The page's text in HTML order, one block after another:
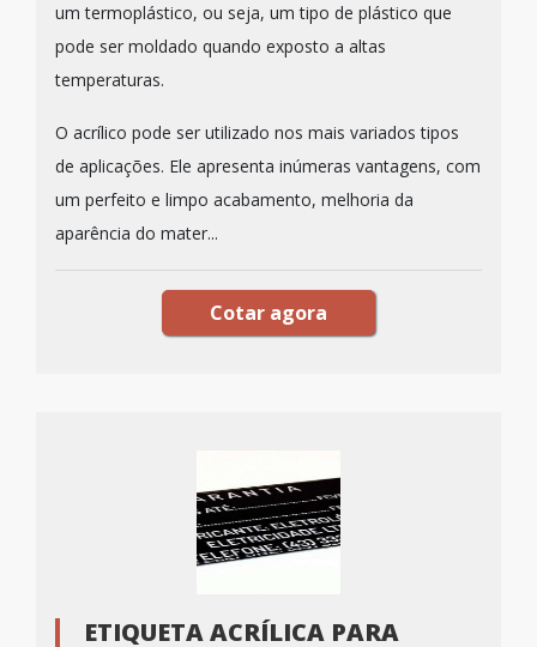
um termoplástico, ou seja, um tipo de plástico que
pode ser moldado quando exposto a altas
temperaturas.
O acrílico pode ser utilizado nos mais variados tipos
de aplicações. Ele apresenta inúmeras vantagens, com
um perfeito e limpo acabamento, melhoria da
aparência do mater...
Cotar agora
ETIQUETA ACRÍLICA PARA